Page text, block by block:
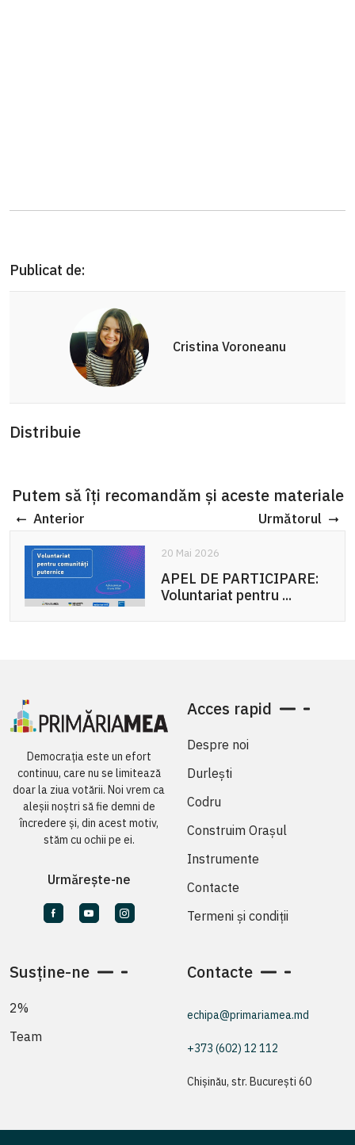
Publicat de:
Cristina Voroneanu
Distribuie
Putem să îți recomandăm și aceste materiale
Anterior Următorul
20 Mai 2026
APEL DE PARTICIPARE:
Voluntariat pentru ...
Democrația este un efort
continuu, care nu se limitează
doar la ziua votării. Noi vrem ca
aleșii noștri să fie demni de
încredere și, din acest motiv,
stăm cu ochii pe ei.
Urmărește-ne
Acces rapid
Despre noi
Durlești
Codru
Construim Orașul
Instrumente
Contacte
Termeni și condiții
Susține-ne
2%
Team
Contacte
echipa@primariamea.md
+373 (602) 12 112
Chișinău, str. București 60